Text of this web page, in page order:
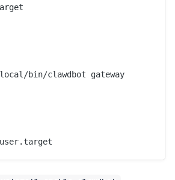
bin/clawdbot gateway